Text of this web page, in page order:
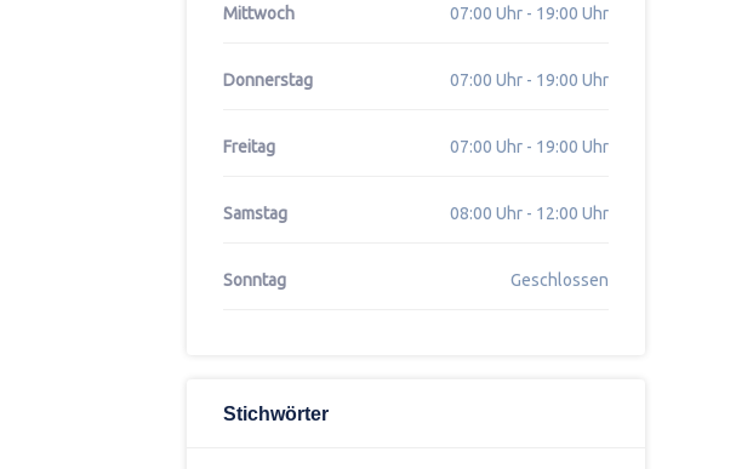
Mittwoch 07:00 Uhr - 19:00 Uhr
Donnerstag 07:00 Uhr - 19:00 Uhr
Freitag 07:00 Uhr - 19:00 Uhr
Samstag 08:00 Uhr - 12:00 Uhr
Sonntag Geschlossen
Stichwörter